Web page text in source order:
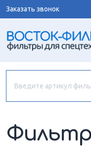
Заказать звонок